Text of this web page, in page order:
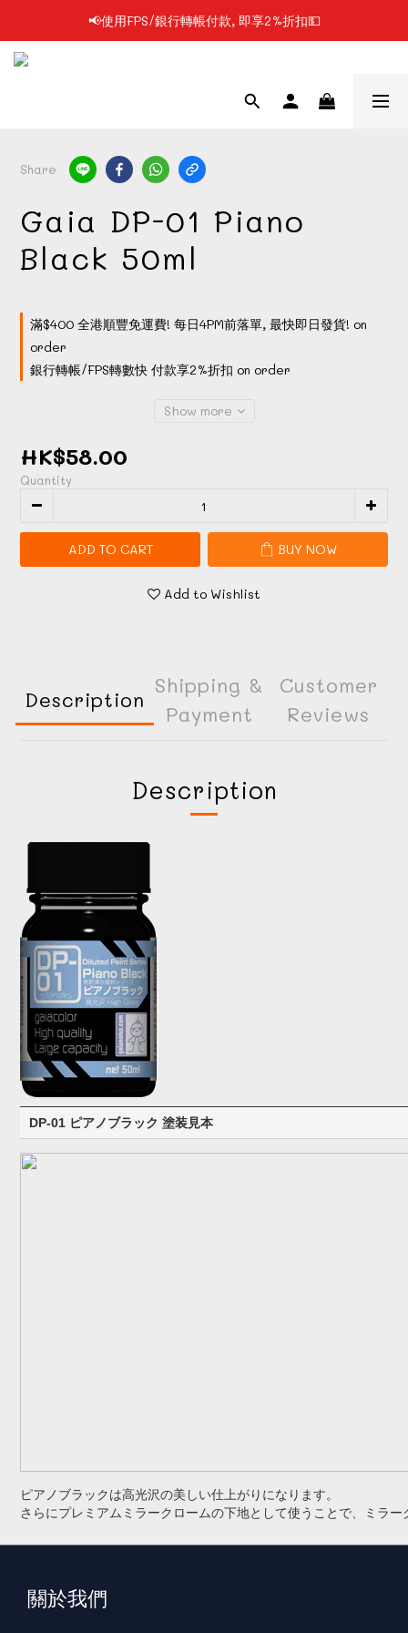
📢凡購物滿$199 順豐自提點免運費📦📦
📢使用FPS/銀行轉帳付款, 即享2%折扣💵
Share
Gaia DP-01 Piano
Black 50ml
滿$400 全港順豐免運費! 每日4PM前落單, 最快即日發貨! on
order
銀行轉帳/FPS轉數快 付款享2%折扣 on order
Show more
HK$58.00
Quantity
ADD TO CART BUY NOW
Add to Wishlist
Description
Shipping &
Payment
Customer
Reviews
Description
DP-01 ピアノブラック 塗装見本
ピアノブラックは高光沢の美しい仕上がりになります。
さらにプレミアムミラークロームの下地として使うことで、ミラ
關於我們